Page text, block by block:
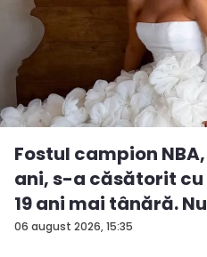
06 august 2026, 15:35
Fostul campion
ani, s-a căsătorit
19 ani mai tânără.